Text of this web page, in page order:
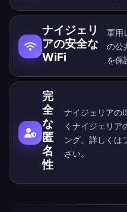
ナイジェリ
アの安全な
WiFi
軍用
の公
を保
完
全
な
匿
名
性
ナイジェリアの
くナイジェリア
ング。詳しくは
さい。